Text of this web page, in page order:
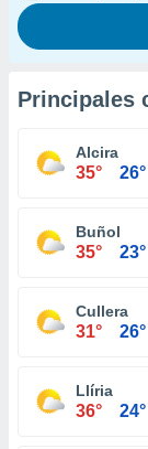
Principales
Alcira
35° 26°
Buñol
35° 23°
Cullera
31° 26°
Llíria
36° 24°